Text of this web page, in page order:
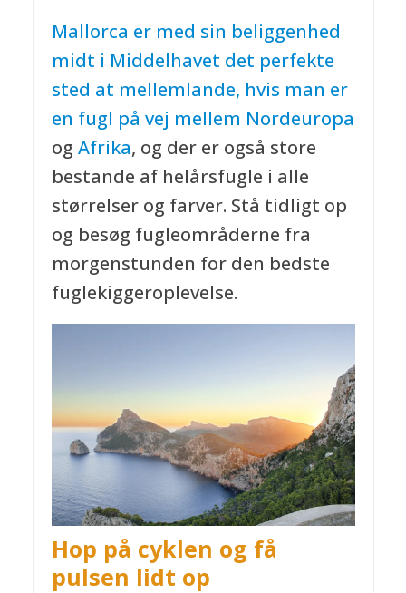
Mallorca er med sin beliggenhed
midt i Middelhavet det perfekte
sted at mellemlande, hvis man er
en fugl på vej mellem Nordeuropa
og Afrika, og der er også store
bestande af helårsfugle i alle
størrelser og farver. Stå tidligt op
og besøg fugleområderne fra
morgenstunden for den bedste
fuglekiggeroplevelse.
Hop på cyklen og få
pulsen lidt op